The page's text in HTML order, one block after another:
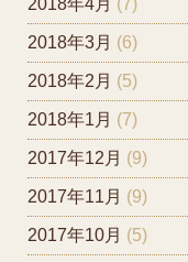
2018年4月 (7)
2018年3月 (6)
2018年2月 (5)
2018年1月 (7)
2017年12月 (9)
2017年11月 (9)
2017年10月 (5)